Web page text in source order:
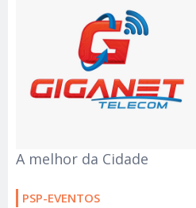
A melhor da Cidade
PSP-EVENTOS